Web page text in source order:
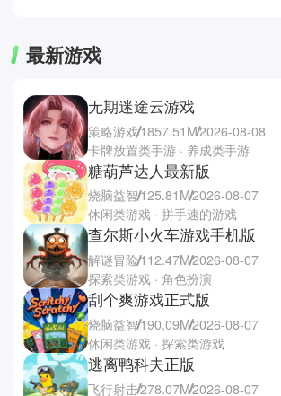
最新游戏
无期迷途云游戏
策略游戏1857.51M2026-08-08
卡牌放置类手游 · 养成类手游
糖葫芦达人最新版
烧脑益智125.81M2026-08-07
休闲类游戏 · 拼手速的游戏
查尔斯小火车游戏手机版
解谜冒险112.47M2026-08-07
探索类游戏 · 角色扮演
刮个爽游戏正式版
烧脑益智190.09M2026-08-07
休闲类游戏 · 探索类游戏
逃离鸭科夫正版
飞行射击278.07M2026-08-07